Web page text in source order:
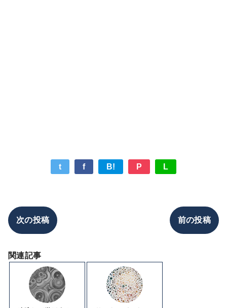
t f B! P L
次の投稿 前の投稿
関連記事